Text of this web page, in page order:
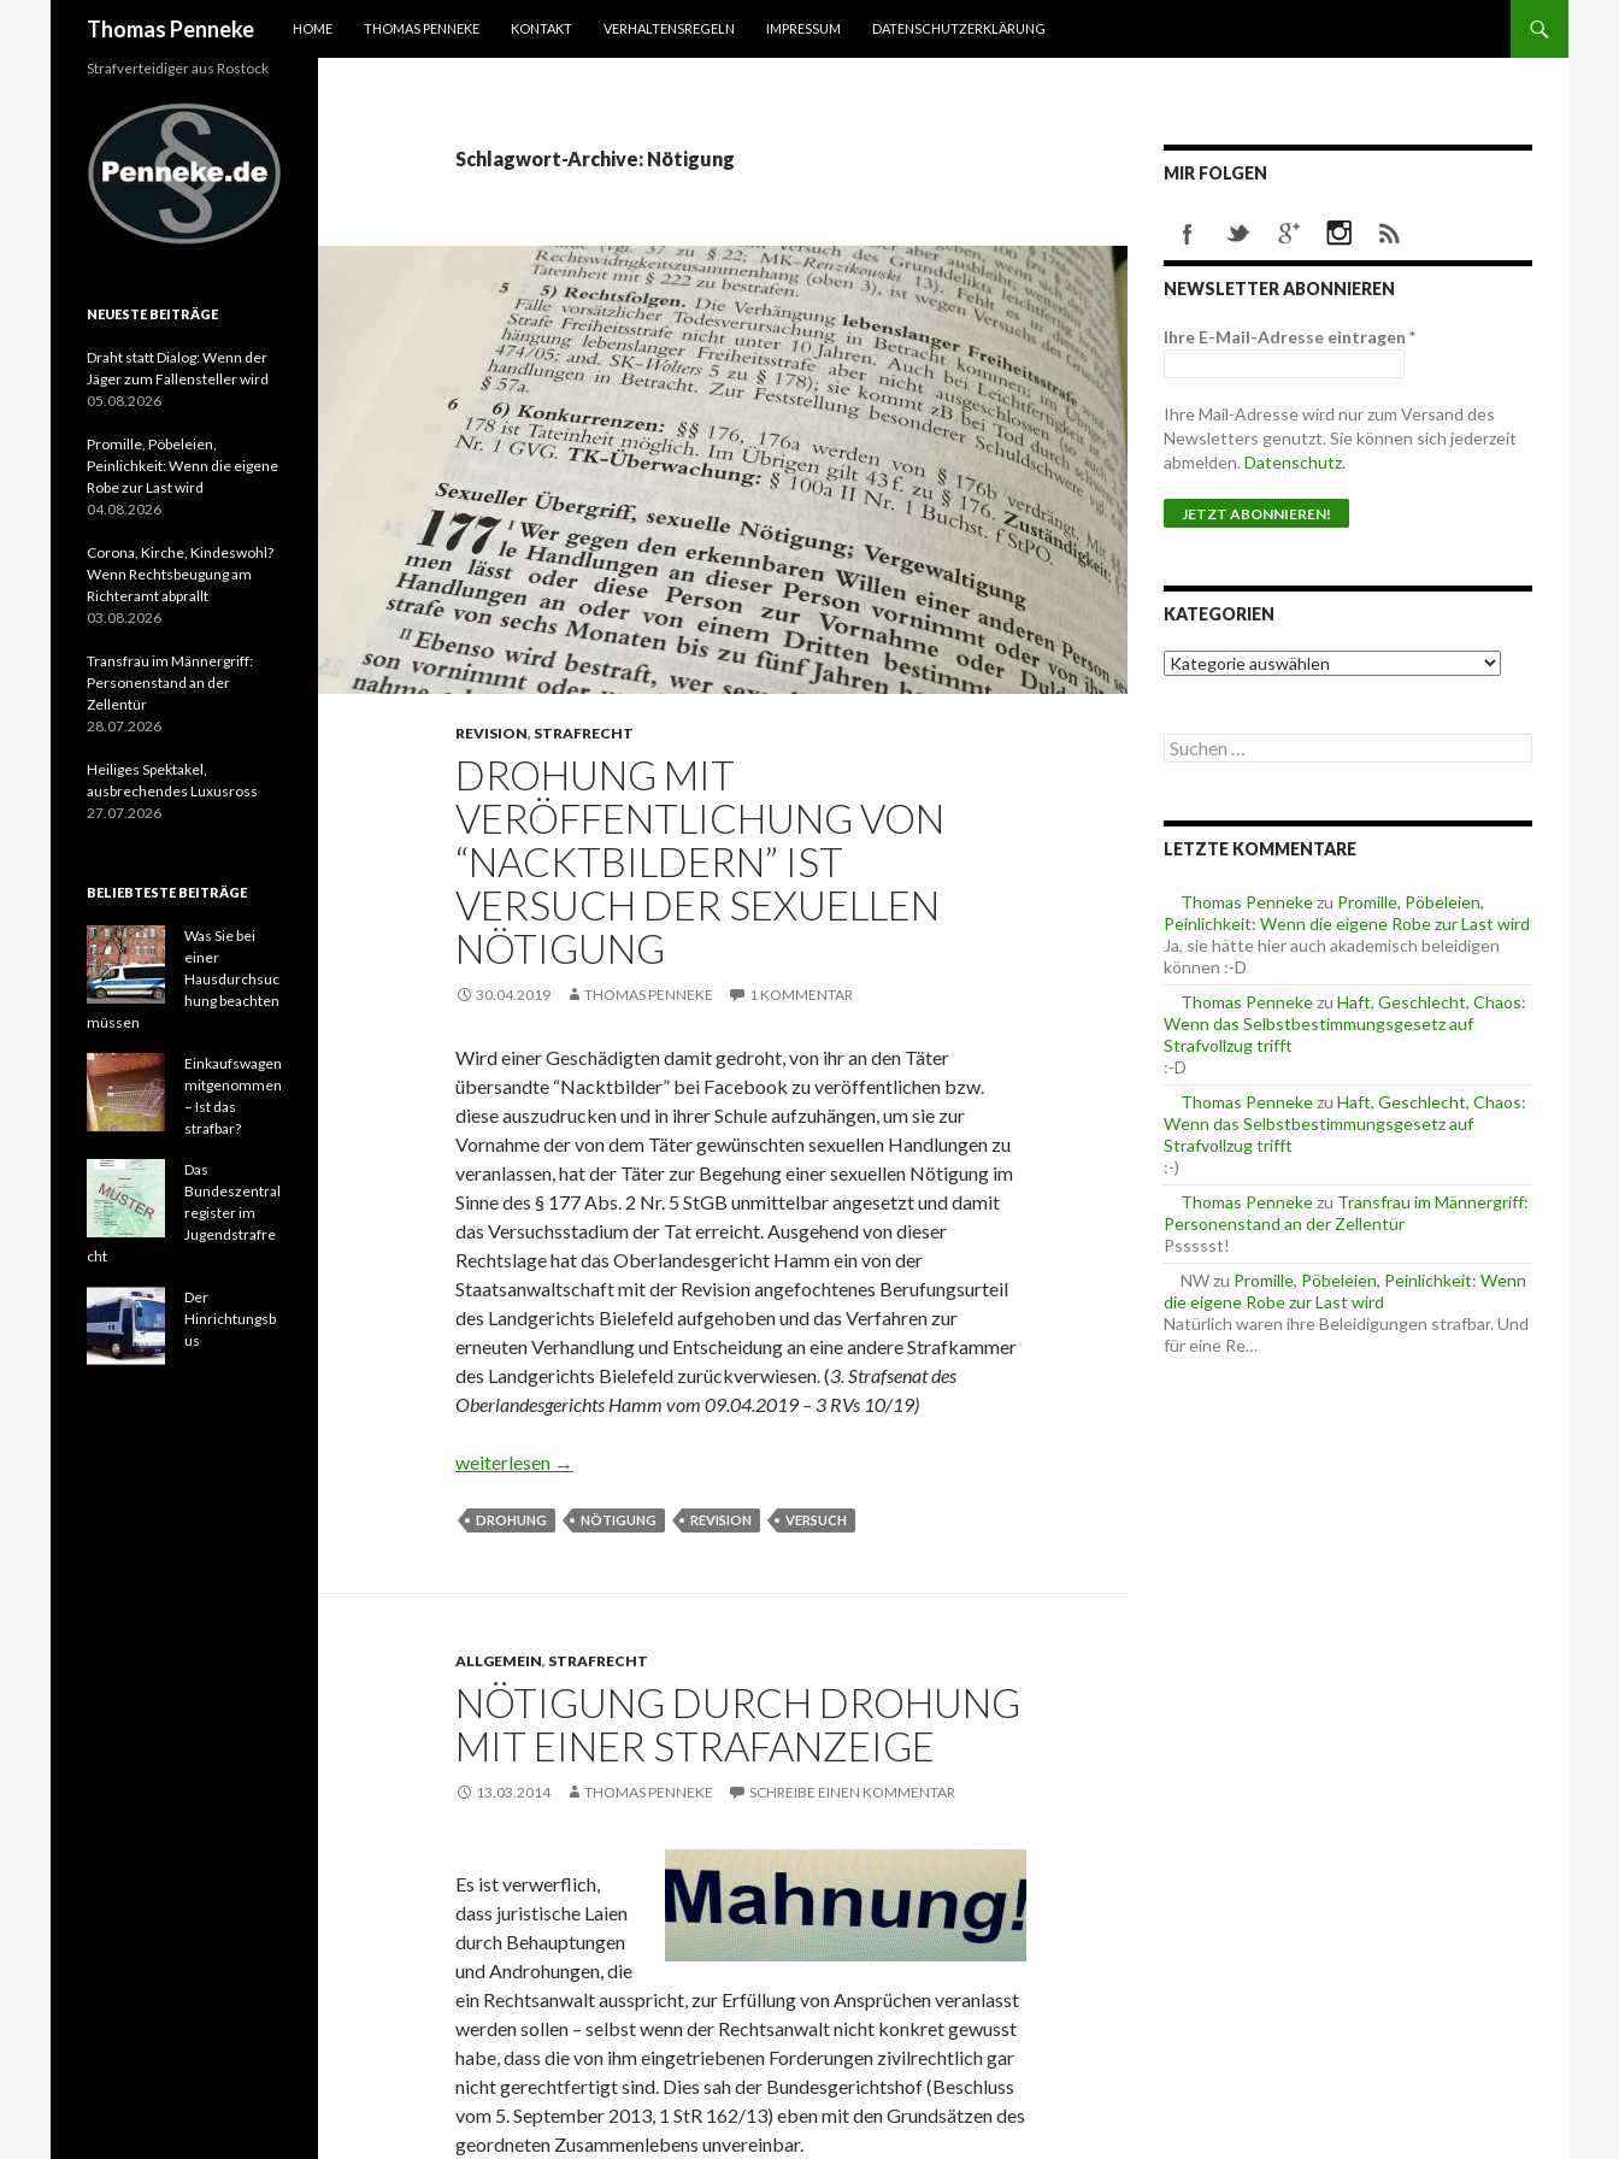
Thomas Penneke
HOME
THOMAS PENNEKE KONTAKT VERHALTENSREGELN IMPRESSUM DATENSCHUTZERKLÄRUNG
Schlagwort-Archive: Nötigung
REVISION, STRAFRECHT
DROHUNG MIT
VERÖFFENTLICHUNG VON
“NACKTBILDERN” IST
VERSUCH DER SEXUELLEN
NÖTIGUNG
30.04.2019 THOMAS PENNEKE 1 KOMMENTAR
Wird einer Geschädigten damit gedroht, von ihr an den Täter
übersandte “Nacktbilder” bei Facebook zu veröffentlichen bzw.
diese auszudrucken und in ihrer Schule aufzuhängen, um sie zur
Vornahme der von dem Täter gewünschten sexuellen Handlungen zu
veranlassen, hat der Täter zur Begehung einer sexuellen Nötigung im
Sinne des § 177 Abs. 2 Nr. 5 StGB unmittelbar angesetzt und damit
das Versuchsstadium der Tat erreicht.Ausgehend von dieser
Rechtslage hat das Oberlandesgericht Hamm ein von der
Staatsanwaltschaft mit der Revision angefochtenes Berufungsurteil
des Landgerichts Bielefeld aufgehoben und das Verfahren zur
erneuten Verhandlung und Entscheidung an eine andere Strafkammer
des Landgerichts Bielefeld zurückverwiesen. (3. Strafsenat des
Oberlandesgerichts Hamm vom 09.04.2019 – 3 RVs 10/19)
Drohung mit Veröffentlichung von “Nacktbildern” ist Versuch der sexuellen Nötigung
weiterlesen →
DROHUNG NÖTIGUNG REVISION VERSUCH
ALLGEMEIN, STRAFRECHT
NÖTIGUNG DURCH DROHUNG
MIT EINER STRAFANZEIGE
13.03.2014 THOMAS PENNEKE SCHREIBE EINEN KOMMENTAR
Es ist verwerflich,
dass juristische Laien
durch Behauptungen
und Androhungen, die
ein Rechtsanwalt ausspricht, zur Erfüllung von Ansprüchen veranlasst
werden sollen – selbst wenn der Rechtsanwalt nicht konkret gewusst
habe, dass die von ihm eingetriebenen Forderungen zivilrechtlich gar
nicht gerechtfertigt sind. Dies sah der Bundesgerichtshof (Beschluss
vom 5. September 2013, 1 StR 162/13) eben mit den Grundsätzen des
geordneten Zusammenlebens unvereinbar.
MIR FOLGEN
NEWSLETTER ABONNIEREN
Ihre E-Mail-Adresse eintragen *
Ihre Mail-Adresse wird nur zum Versand des
Newsletters genutzt. Sie können sich jederzeit
abmelden. Datenschutz.
KATEGORIEN
K
a
g
o
n
S
u
e
n
c
h
:
LETZTE KOMMENTARE
Thomas Pennekezu Promille, Pöbeleien,
Peinlichkeit: Wenn die eigene Robe zur Last wird
Ja, sie hätte hier auch akademisch beleidigen
können :-D
Thomas Pennekezu Haft, Geschlecht, Chaos:
Wenn das Selbstbestimmungsgesetz auf
Strafvollzug trifft
:-D
Thomas Pennekezu Haft, Geschlecht, Chaos:
Wenn das Selbstbestimmungsgesetz auf
Strafvollzug trifft
:-)
Thomas Pennekezu Transfrau im Männergriff:
Personenstand an der Zellentür
Pssssst!
NWzu Promille, Pöbeleien, Peinlichkeit: Wenn
die eigene Robe zur Last wird
Natürlich waren ihre Beleidigungen strafbar. Und
für eine Re…
Strafverteidiger aus Rostock
NEUESTE BEITRÄGE
Draht statt Dialog: Wenn der
Jäger zum Fallensteller wird
05.08.2026
Promille, Pöbeleien,
Peinlichkeit: Wenn die eigene
Robe zur Last wird
04.08.2026
Corona, Kirche, Kindeswohl?
Wenn Rechtsbeugung am
Richteramt abprallt
03.08.2026
Transfrau im Männergriff:
Personenstand an der
Zellentür
28.07.2026
Heiliges Spektakel,
ausbrechendes Luxusross
27.07.2026
BELIEBTESTE BEITRÄGE
Was Sie bei
einer
Hausdurchsuc
hung beachten
müssen
Einkaufswagen
mitgenommen
– Ist das
strafbar?
Das
Bundeszentral
register im
Jugendstrafre
cht
Der
Hinrichtungsb
us